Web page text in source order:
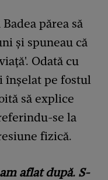
părea să
și spuneau că
Odată cu
înșelat pe fostul
să explice
se la
fizică.
aflat după. S-